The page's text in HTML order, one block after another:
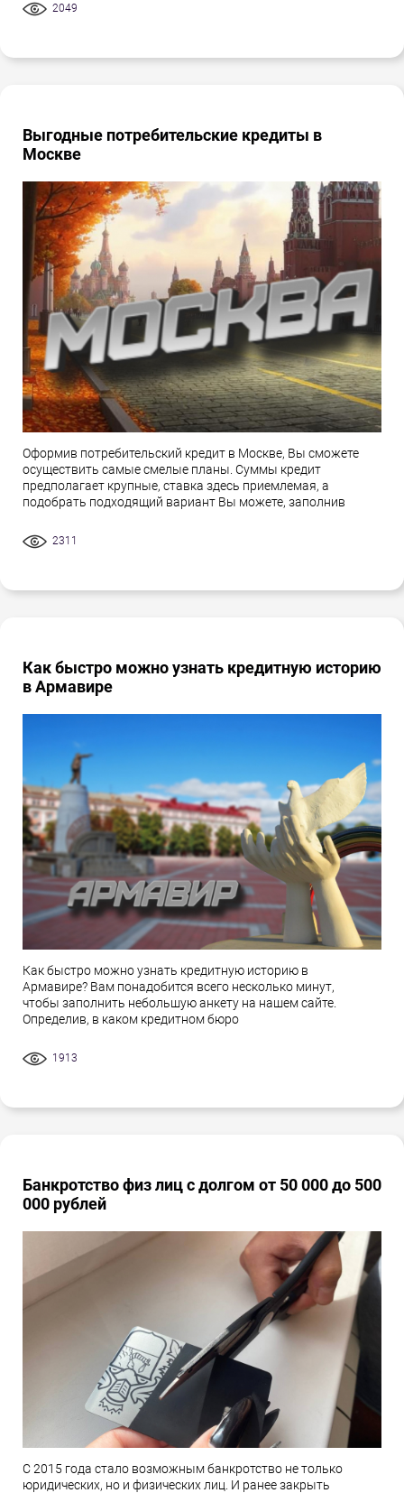
2049
Выгодные потребительские кредиты в
Москве
Оформив потребительский кредит в Москве, Вы сможете
осуществить самые смелые планы. Суммы кредит
предполагает крупные, ставка здесь приемлемая, а
подобрать подходящий вариант Вы можете, заполнив
2311
Как быстро можно узнать кредитную историю
в Армавире
Как быстро можно узнать кредитную историю в
Армавире? Вам понадобится всего несколько минут,
чтобы заполнить небольшую анкету на нашем сайте.
Определив, в каком кредитном бюро
1913
Банкротство физ лиц с долгом от 50 000 до 500
000 рублей
С 2015 года стало возможным банкротство не только
юридических, но и физических лиц. И ранее закрыть